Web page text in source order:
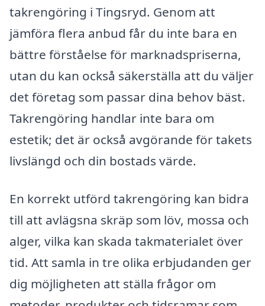
takrengöring i Tingsryd. Genom att
jämföra flera anbud får du inte bara en
bättre förståelse för marknadspriserna,
utan du kan också säkerställa att du väljer
det företag som passar dina behov bäst.
Takrengöring handlar inte bara om
estetik; det är också avgörande för takets
livslängd och din bostads värde.
En korrekt utförd takrengöring kan bidra
till att avlägsna skräp som löv, mossa och
alger, vilka kan skada takmaterialet över
tid. Att samla in tre olika erbjudanden ger
dig möjligheten att ställa frågor om